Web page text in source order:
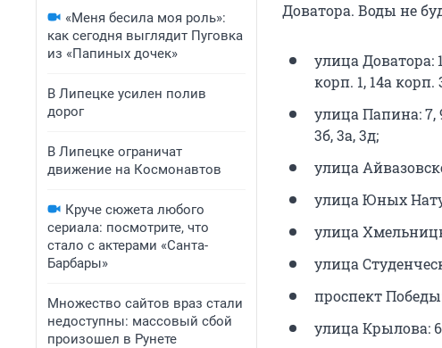
«Меня бесила моя роль»:
как сегодня выглядит Пуговка
из «Папиных дочек»
В Липецке усилен полив
дорог
В Липецке ограничат
движение на Космонавтов
Круче сюжета любого
сериала: посмотрите, что
стало с актерами «Санта-
Барбары»
Множество сайтов враз стали
недоступны: массовый сбой
произошел в Рунете
Доватора. Воды не
улица Доватора:
корп. 1, 14а корп.
улица Папина: 7, 9,
3б, 3а, 3д;
улица
улица Юных
улица
улица
проспект
улица Крылова: